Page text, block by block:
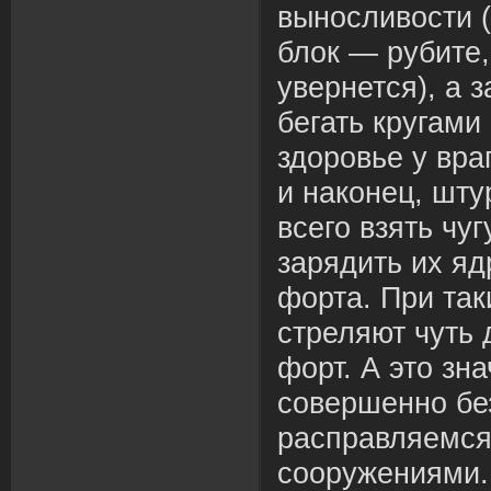
выносливости
блок —
увернется), а
бегать
здоровье у
и наконец,
всего взять
зарядить их
форта. При
стреляют
форт. А это
совершенно